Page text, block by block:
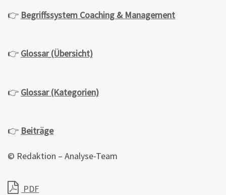
👉 Begriffssystem Coaching & Management
👉 Glossar (Übersicht)
👉 Glossar (Kategorien)
👉 Beiträge
© Redaktion – Analyse-Team
PDF